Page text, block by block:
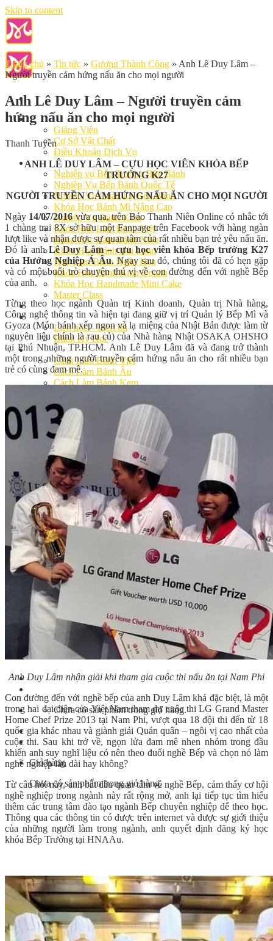
Skip to content
Giới Thiệu
Giảng Viên
Cơ Sở Vật Chất
Điều Khoản Dịch Vụ
Học Làm Bánh
Nghiệp vụ Bếp Trưởng Bếp Bánh
Nghiệp Vụ Bếp Bánh Quốc Tế
Nghiệp Vụ Quản Lý Bếp Bánh
Khóa Học Bánh Mì Nâng Cao
Nghiệp Vụ Bánh Kem
Khóa Học Làm Bánh Việt
Khóa Học Làm Bánh Nhật
Khóa Học Bánh Đài Loan
Học Làm Bánh Ngắn Hạn
Khóa Học Bánh Kinh Doanh
Khóa Học Handmade Mini Cake
Master Class
Chuyên Đề
Khai Giảng
Lịch học – Lịch thi
Đăng Ký Học
Công Thức
Cách Làm Bánh Việt
Cách Làm Bánh Âu
Cách Làm Bánh Kem
Cách Làm Bánh Trung Thu
Cách Làm Bánh Flan
Cách Làm Bánh Bao
Cách Làm Bánh Bông Lan
Cách Làm Bánh Su Kem
Cách làm bánh CupCake
Cách Làm Bánh Pizza
Cách làm bánh chay
Cách Làm Kẹo – Mứt
Video
Tin tức
Tin Tổng Hợp
Hướng Nghiệp Á Âu
Bếp Nhà Kate
Kinh Nghiệm Kinh Doanh
Cơ Hội Việc Làm
Kiến Thức – Kỹ Năng
Dụng Cụ Làm Bánh
Nguyên Liệu Làm Bánh
Gương Thành Công
Thư Viện Hình Ảnh
Siêu thị ĐVP Market
Việc Làm
Chưa có sản phẩm trong giỏ hàng.
Giỏ hàng
Chưa có sản phẩm trong giỏ hàng.
Trang chủ » Tin tức » Gương Thành Công » Anh Lê Duy Lâm –
Người truyền cảm hứng nấu ăn cho mọi người
Anh Lê Duy Lâm – Người truyền cảm
hứng nấu ăn cho mọi người
Thanh Tuyền
ANH LÊ DUY LÂM – CỰU HỌC VIÊN KHÓA BẾP
TRƯỞNG K27
NGƯỜI TRUYỀN CẢM HỨNG NẤU ĂN CHO MỌI NGƯỜI
Ngày 14/07/2016vừa qua, trên Báo Thanh Niên Online có nhắc tới
1 chàng trai 8X sở hữu một Fanpage trên Facebook với hàng ngàn
lượt like và nhận được sự quan tâm của rất nhiều bạn trẻ yêu nấu ăn.
Đó là anhLê Duy Lâm – cựu học viên khóa Bếp trưởng K27
của Hướng Nghiệp Á Âu. Ngay sau đó, chúng tôi đã có hẹn gặp
và có một buổi trò chuyện thú vị về con đường đến với nghề Bếp
của anh.
Từng theo học ngành Quản trị Kinh doanh, Quản trị Nhà hàng,
Công nghệ thông tin và hiện tại đang giữ vị trí Quản lý Bếp Mì và
Gyoza (Món bánh xếp ngon và lạ miệng của Nhật Bản được làm từ
nguyên liệu chính là rau củ) của Nhà hàng Nhật OSAKA OHSHO
tại Phú Nhuận, TP.HCM. Anh Lê Duy Lâm đã và đang trở thành
một trong những người truyền cảm hứng nấu ăn cho rất nhiều bạn
trẻ có cùng đam mê.
Anh Duy Lâm nhận giải khi tham gia cuộc thi nấu ăn tại Nam Phi
Con đường đến với nghề bếp của anh Duy Lâm khá đặc biệt, là một
trong hai đại diện của Việt Nam tham dự cuộc thi LG Grand Master
Home Chef Prize 2013 tại Nam Phi, vượt qua 18 đội thi đến từ 18
quốc gia khác nhau và giành giải Quán quân – ngôi vị cao nhất của
cuộc thi. Sau khi trở về, ngọn lửa đam mê nhen nhóm trong đầu
khiến anh suy nghĩ liệu có nên theo đuổi nghề Bếp và chọn nó làm
nghề nghiệp lâu dài hay không?
Từ câu hỏi này, anh bắt đầu quan tâm về nghề Bếp, cảm thấy cơ hội
nghề nghiệp trong ngành này rất rộng mở, anh lại tiếp tục tìm hiểu
thêm các trung tâm đào tạo ngành Bếp chuyên nghiệp để theo học.
Thông qua các thông tin có được trên internet và được sự giới thiệu
của những người làm trong ngành, anh quyết định đăng ký học
khóa Bếp Trưởng tại HNAAu.